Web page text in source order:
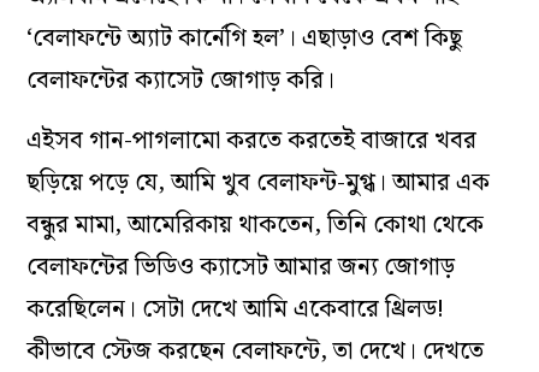
‘বেলাফন্টে অ‌্যাট কার্নেগি হল’। এছাড়াও বেশ কিছু
বেলাফন্টের ক‌্যাসেট জোগাড় করি।
এইসব গান-পাগলামো করতে করতেই বাজারে খবর
ছড়িয়ে পড়ে যে, আমি খুব বেলাফন্ট-মুগ্ধ। আমার এক
বন্ধুর মামা, আমেরিকায় থাকতেন, তিনি কোথা থেকে
বেলাফন্টের ভিডিও ক‌্যাসেট আমার জন্য জোগাড়
করেছিলেন। সেটা দেখে আমি একেবারে থ্রিলড!
কীভাবে স্টেজ করছেন বেলাফন্টে, তা দেখে। দেখতে